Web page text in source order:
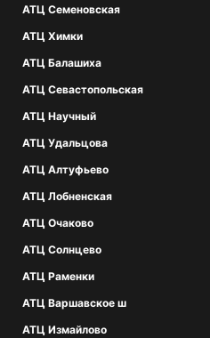
АТЦ Семеновская
АТЦ Химки
АТЦ Балашиха
АТЦ Севастопольская
АТЦ Научный
АТЦ Удальцова
АТЦ Алтуфьево
АТЦ Лобненская
АТЦ Очаково
АТЦ Солнцево
АТЦ Раменки
АТЦ Варшавское ш
АТЦ Измайлово